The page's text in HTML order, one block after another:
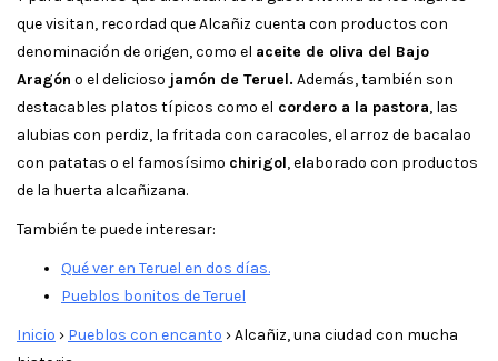
que visitan, recordad que Alcañiz cuenta con productos con
denominación de origen, como el aceite de oliva del Bajo
Aragón o el delicioso jamón de Teruel. Además, también son
destacables platos típicos como el cordero a la pastora, las
alubias con perdiz, la fritada con caracoles, el arroz de bacalao
con patatas o el famosísimo chirigol, elaborado con productos
de la huerta alcañizana.
También te puede interesar:
Qué ver en Teruel en dos días.
Pueblos bonitos de Teruel
Inicio › Pueblos con encanto ›Alcañiz, una ciudad con mucha